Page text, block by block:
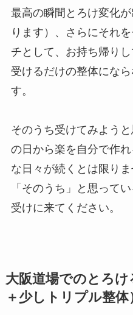
最高の瞬間とろけ変化
ります）、さらにそれ
チとして、お持ち帰り
受けるだけの整体にな
す。
そのうち受けてみよう
の日から楽を自分で作
な日々が続くとは限り
「そのうち」と思って
受けに来てください。
大阪道場でのとろ
＋少しトリプル整体